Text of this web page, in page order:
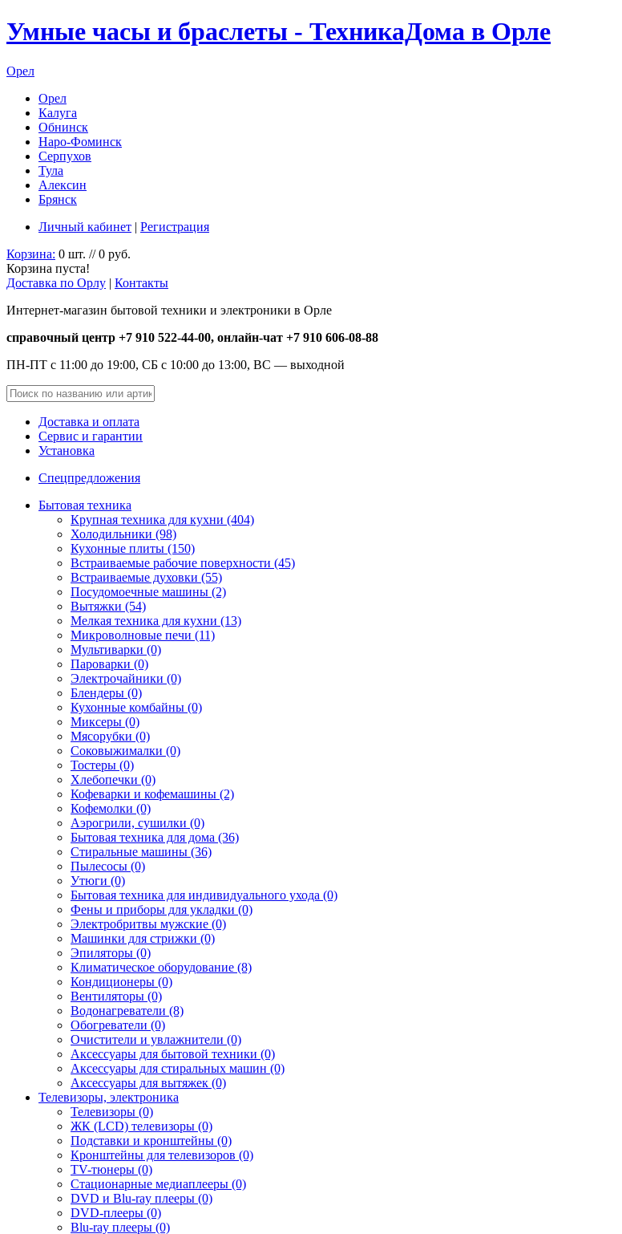
Умные часы и браслеты - ТехникаДома в Орле
Орел
Орел
Калуга
Обнинск
Наро-Фоминск
Серпухов
Тула
Алексин
Брянск
Личный кабинет | Регистрация
Корзина: 0 шт. // 0 руб.
Корзина пуста!
Доставка по Орлу | Контакты
Интернет-магазин бытовой техники и электроники в Орле
справочный центр +7 910 522-44-00, онлайн-чат +7 910 606-08-88
ПН-ПТ с 11:00 до 19:00, СБ с 10:00 до 13:00, ВС — выходной
Доставка и оплата
Сервис и гарантии
Установка
Спецпредложения
Бытовая техника
Крупная техника для кухни (404)
Холодильники (98)
Кухонные плиты (150)
Встраиваемые рабочие поверхности (45)
Встраиваемые духовки (55)
Посудомоечные машины (2)
Вытяжки (54)
Мелкая техника для кухни (13)
Микроволновые печи (11)
Мультиварки (0)
Пароварки (0)
Электрочайники (0)
Блендеры (0)
Кухонные комбайны (0)
Миксеры (0)
Мясорубки (0)
Соковыжималки (0)
Тостеры (0)
Хлебопечки (0)
Кофеварки и кофемашины (2)
Кофемолки (0)
Аэрогрили, сушилки (0)
Бытовая техника для дома (36)
Стиральные машины (36)
Пылесосы (0)
Утюги (0)
Бытовая техника для индивидуального ухода (0)
Фены и приборы для укладки (0)
Электробритвы мужские (0)
Машинки для стрижки (0)
Эпиляторы (0)
Климатическое оборудование (8)
Кондиционеры (0)
Вентиляторы (0)
Водонагреватели (8)
Обогреватели (0)
Очистители и увлажнители (0)
Аксессуары для бытовой техники (0)
Аксессуары для стиральных машин (0)
Аксессуары для вытяжек (0)
Телевизоры, электроника
Телевизоры (0)
ЖК (LCD) телевизоры (0)
Подставки и кронштейны (0)
Кронштейны для телевизоров (0)
TV-тюнеры (0)
Стационарные медиаплееры (0)
DVD и Blu-ray плееры (0)
DVD-плееры (0)
Blu-ray плееры (0)